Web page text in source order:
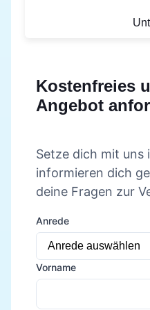
Kostenfreies
Angebot
Setze dich mit uns
informieren dich
deine Fragen zur
Anrede
Vorname